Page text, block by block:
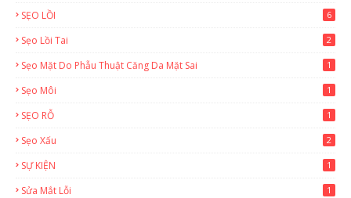
SẸO LỒI 6
Sẹo Lồi Tai 2
Sẹo Mặt Do Phẫu Thuật Căng Da Mặt Sai 1
Sẹo Môi 1
SẸO RỖ 1
Sẹo Xấu 2
SỰ KIỆN 1
Sửa Mắt Lỗi 1